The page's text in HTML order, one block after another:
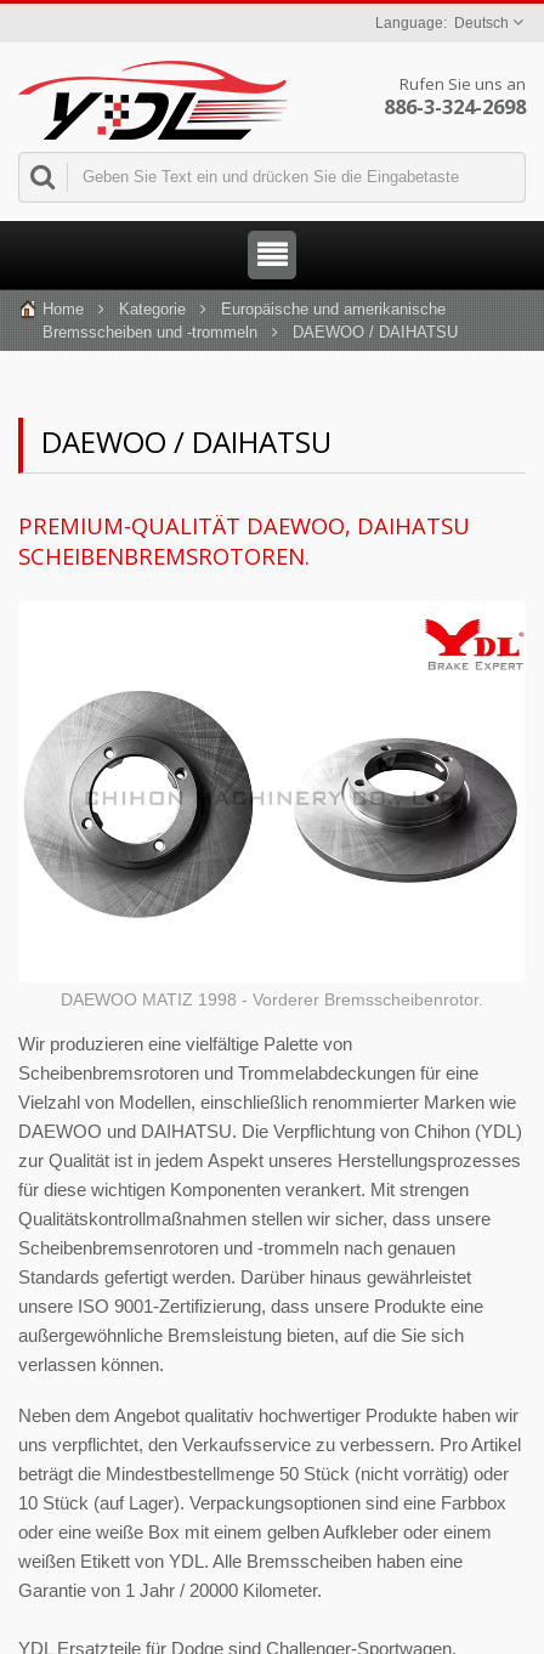
Deutsch
Rufen Sie uns an
886-3-324-2698
Home Kategorie
Europäische und amerikanische
Bremsscheiben und -trommeln
DAEWOO / DAIHATSU
DAEWOO / DAIHATSU
PREMIUM-QUALITÄT DAEWOO, DAIHATSU
SCHEIBENBREMSROTOREN.
DAEWOO MATIZ 1998 - Vorderer Bremsscheibenrotor.
Wir produzieren eine vielfältige Palette von
Scheibenbremsrotoren und Trommelabdeckungen für eine
Vielzahl von Modellen, einschließlich renommierter Marken wie
DAEWOO und DAIHATSU. Die Verpflichtung von Chihon (YDL)
zur Qualität ist in jedem Aspekt unseres Herstellungsprozesses
für diese wichtigen Komponenten verankert. Mit strengen
Qualitätskontrollmaßnahmen stellen wir sicher, dass unsere
Scheibenbremsenrotoren und -trommeln nach genauen
Standards gefertigt werden. Darüber hinaus gewährleistet
unsere ISO 9001-Zertifizierung, dass unsere Produkte eine
außergewöhnliche Bremsleistung bieten, auf die Sie sich
verlassen können.
Neben dem Angebot qualitativ hochwertiger Produkte haben wir
uns verpflichtet, den Verkaufsservice zu verbessern. Pro Artikel
beträgt die Mindestbestellmenge 50 Stück (nicht vorrätig) oder
10 Stück (auf Lager). Verpackungsoptionen sind eine Farbbox
oder eine weiße Box mit einem gelben Aufkleber oder einem
weißen Etikett von YDL. Alle Bremsscheiben haben eine
Garantie von 1 Jahr / 20000 Kilometer.
YDL Ersatzteile für Dodge sind Challenger-Sportwagen,